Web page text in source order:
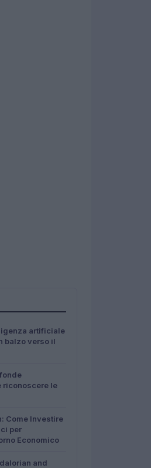
artificiale
balzo verso il
riconoscere le
Come Investire
per
Economico
and